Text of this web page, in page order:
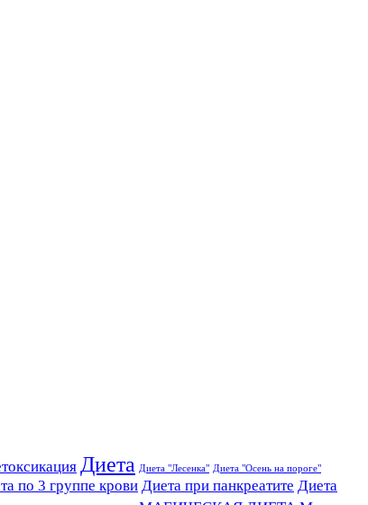
Диета Диета "Лесенка" Диета "Осень на пороге"
по 3 группе крови Диета при панкреатите Диета